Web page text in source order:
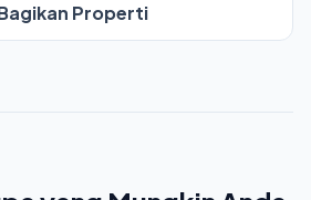
Properti